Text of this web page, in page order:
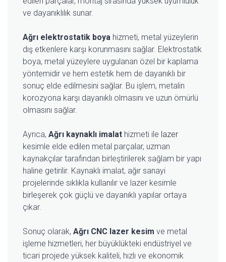
ve dayanıklılık sunar.
Ağrı elektrostatik boya hizmeti, metal yüzeylerin
dış etkenlere karşı korunmasını sağlar. Elektrostatik
boya, metal yüzeylere uygulanan özel bir kaplama
yöntemidir ve hem estetik hem de dayanıklı bir
sonuç elde edilmesini sağlar. Bu işlem, metalin
korozyona karşı dayanıklı olmasını ve uzun ömürlü
olmasını sağlar.
Ayrıca, Ağrı kaynaklı imalat hizmeti ile lazer
kesimle elde edilen metal parçalar, uzman
kaynakçılar tarafından birleştirilerek sağlam bir yapı
haline getirilir. Kaynaklı imalat, ağır sanayi
projelerinde sıklıkla kullanılır ve lazer kesimle
birleşerek çok güçlü ve dayanıklı yapılar ortaya
çıkar.
Sonuç olarak, Ağrı CNC lazer kesim ve metal
işleme hizmetleri, her büyüklükteki endüstriyel ve
ticari projede yüksek kaliteli, hızlı ve ekonomik